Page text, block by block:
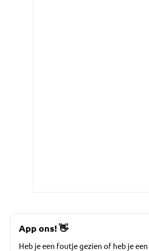
App ons!👋
Heb je een foutje gezien of heb je een